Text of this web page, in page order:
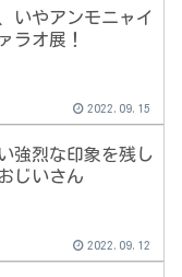
いやアンモニャイ
ラオ展！
2022.09.15
強烈な印象を残し
じいさん
2022.09.12